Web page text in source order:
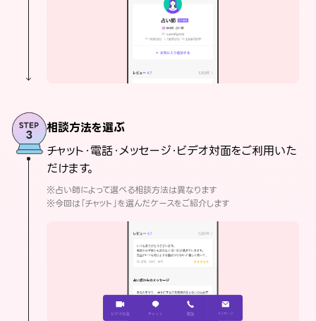
相談方法を選ぶ
チャット・電話・メッセージ・ビデオ対面をご利用いた
だけます。
※占い師によって選べる相談方法は異なります
※今回は「チャット」を選んだケースをご紹介します